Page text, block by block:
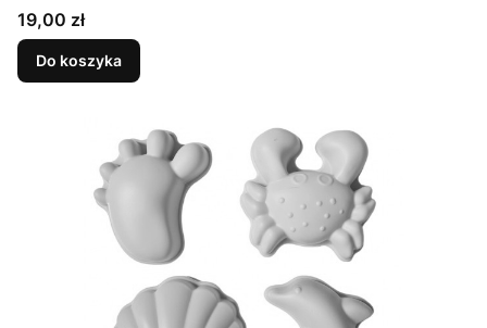
Cena
19,00 zł
Do koszyka